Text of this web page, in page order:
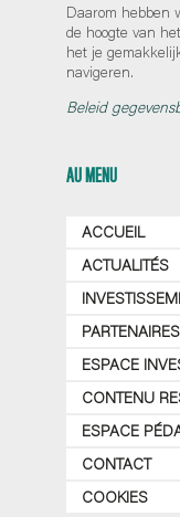
Daarom hebben
de hoogte van
het je
navigeren.
Beleid
AU MENU
ACCUEIL
ACTUALITÉS
PARTENAIRES
ESPACE
CONTENU
ESPACE
CONTACT
COOKIES